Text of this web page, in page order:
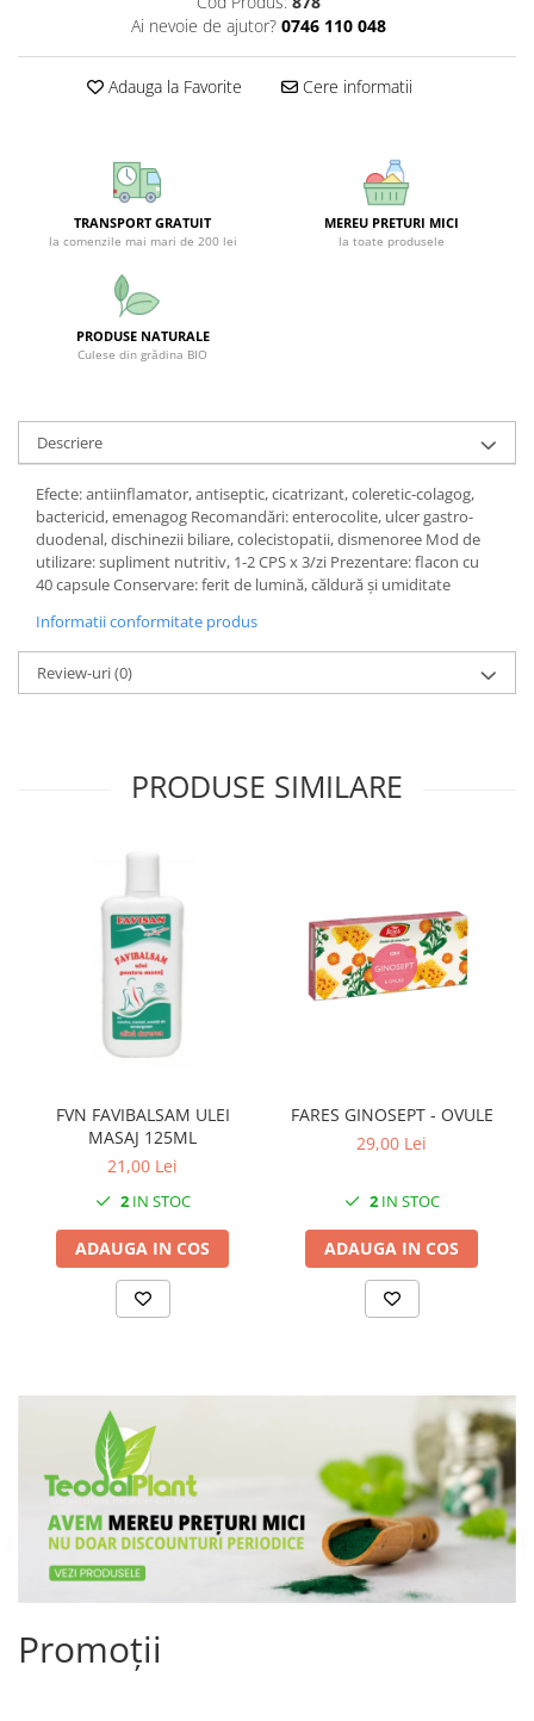
SUPLIMENTE URO-GENITAL
ANTIPARAZITARE
SUPLIMENTE IMUNITATE
COSMETICE FAȚĂ
FOOD SEMINȚE- OLEAGINOASE
ULEIURI
GEMODERIVATE
SUPOZITOARE
TINCTURI
SUPERALIMENTE
Ai nevoie de ajutor? 0746 110 048
Adauga la Favorite Cere informatii
TRANSPORT GRATUIT
la comenzile mai mari de 200 lei
MEREU PRETURI MICI
la toate produsele
PRODUSE NATURALE
Culese din grădina BIO
Descriere
Efecte: antiinflamator, antiseptic, cicatrizant, coleretic-colagog,
bactericid, emenagog Recomandări: enterocolite, ulcer gastro-
duodenal, dischinezii biliare, colecistopatii, dismenoree Mod de
utilizare: supliment nutritiv, 1-2 CPS x 3/zi Prezentare: flacon cu
40 capsule Conservare: ferit de lumină, căldură şi umiditate
Informatii conformitate produs
Review-uri(0)
PRODUSE SIMILARE
FVN FAVIBALSAM ULEI
MASAJ 125ML
21,00 Lei
2IN STOC
ADAUGA IN COS
FARES GINOSEPT - OVULE
29,00 Lei
2IN STOC
ADAUGA IN COS
Promoții